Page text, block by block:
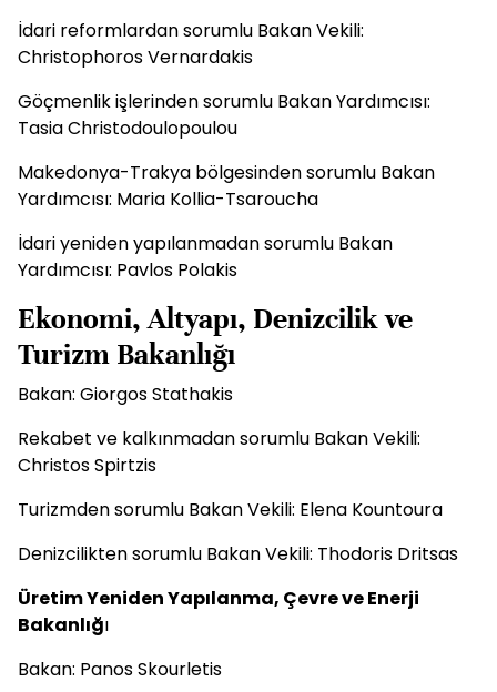
İdari reformlardan sorumlu Bakan Vekili:
Christophoros Vernardakis
Göçmenlik işlerinden sorumlu Bakan Yardımcısı:
Tasia Christodoulopoulou
Makedonya-Trakya bölgesinden sorumlu Bakan
Yardımcısı: Maria Kollia-Tsaroucha
İdari yeniden yapılanmadan sorumlu Bakan
Yardımcısı: Pavlos Polakis
Ekonomi, Altyapı, Denizcilik ve
Turizm Bakanlığı
Bakan: Giorgos Stathakis
Rekabet ve kalkınmadan sorumlu Bakan Vekili:
Christos Spirtzis
Turizmden sorumlu Bakan Vekili: Elena Kountoura
Denizcilikten sorumlu Bakan Vekili: Thodoris Dritsas
Üretim Yeniden Yapılanma, Çevre ve Enerji
Bakanlığı
Bakan: Panos Skourletis